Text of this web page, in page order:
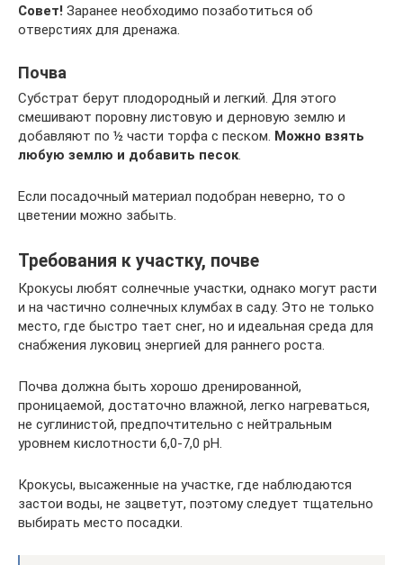
Совет! Заранее необходимо позаботиться об
отверстиях для дренажа.
Почва
Субстрат берут плодородный и легкий. Для этого
смешивают поровну листовую и дерновую землю и
добавляют по ½ части торфа с песком. Можно взять
любую землю и добавить песок.
Если посадочный материал подобран неверно, то о
цветении можно забыть.
Требования к участку, почве
Крокусы любят солнечные участки, однако могут расти
и на частично солнечных клумбах в саду. Это не только
место, где быстро тает снег, но и идеальная среда для
снабжения луковиц энергией для раннего роста.
Почва должна быть хорошо дренированной,
проницаемой, достаточно влажной, легко нагреваться,
не суглинистой, предпочтительно с нейтральным
уровнем кислотности 6,0-7,0 pH.
Крокусы, высаженные на участке, где наблюдаются
застои воды, не зацветут, поэтому следует тщательно
выбирать место посадки.